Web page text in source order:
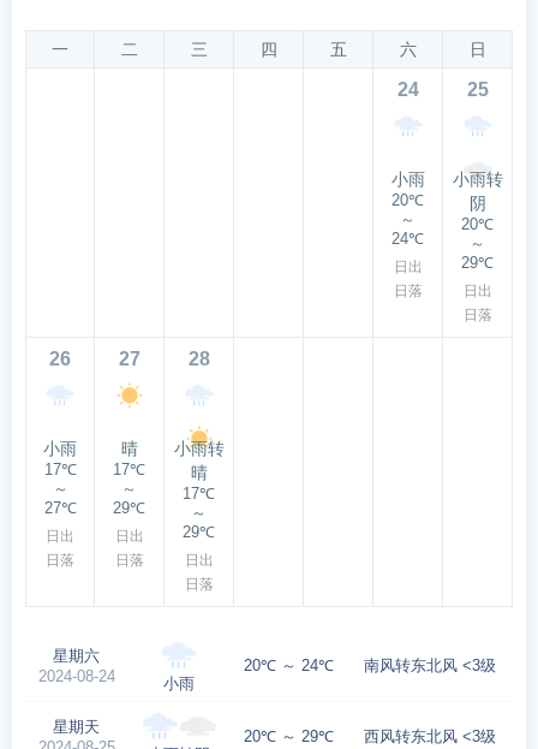
一 二 三 四 五 六 日
24
小雨
20℃
～
24℃
日出
日落
25
小雨转
阴
20℃
～
29℃
日出
日落
26
小雨
17℃
～
27℃
日出
日落
27
晴
17℃
～
29℃
日出
日落
28
小雨转
晴
17℃
～
29℃
日出
日落
星期六
2024-08-24
小雨
20℃ ～ 24℃ 南风转东北风 <3级
星期天
20℃ ～ 29℃ 西风转东北风 <3级